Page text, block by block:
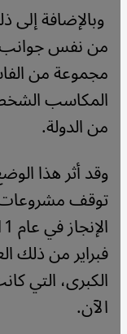
وبالإضافة
من نفس جوانب
مجموعة من
المكاسب
من الدولة.
وقد أثر هذا
توقف مشروعات
فبراير من ذلك
الكبرى، التي
الآن.